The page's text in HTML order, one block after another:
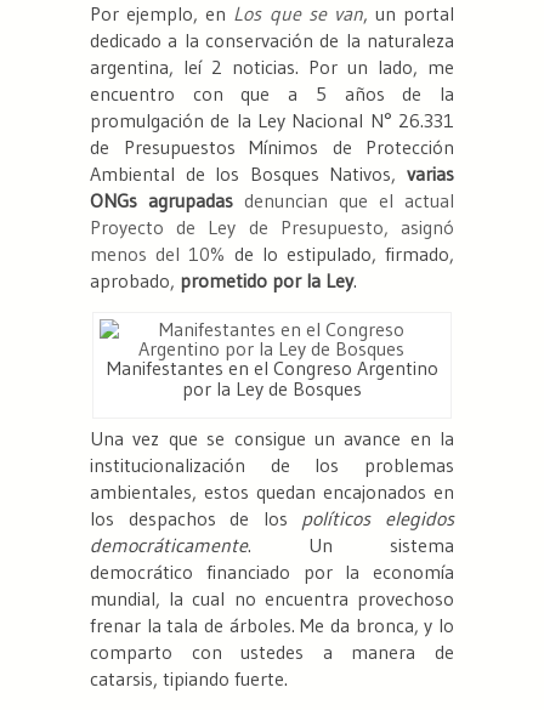
Por ejemplo, en Los que se van, un portal
dedicado a la conservación de la naturaleza
argentina, leí 2 noticias. Por un lado, me
encuentro con que a 5 años de la
promulgación de la Ley Nacional N° 26.331
de Presupuestos Mínimos de Protección
Ambiental de los Bosques Nativos, varias
ONGs agrupadas denuncian que el actual
Proyecto de Ley de Presupuesto, asignó
menos del 10% de lo estipulado, firmado,
aprobado, prometido por la Ley.
Manifestantes en el Congreso Argentino
por la Ley de Bosques
Una vez que se consigue un avance en la
institucionalización de los problemas
ambientales, estos quedan encajonados en
los despachos de los políticos elegidos
democráticamente. Un sistema
democrático financiado por la economía
mundial, la cual no encuentra provechoso
frenar la tala de árboles. Me da bronca, y lo
comparto con ustedes a manera de
catarsis, tipiando fuerte.